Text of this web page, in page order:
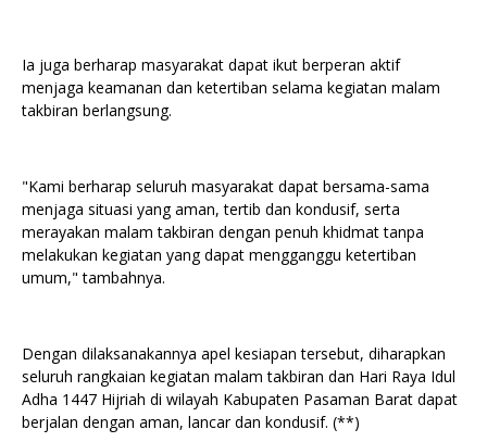
Ia juga berharap masyarakat dapat ikut berperan aktif
menjaga keamanan dan ketertiban selama kegiatan malam
takbiran berlangsung.
"Kami berharap seluruh masyarakat dapat bersama-sama
menjaga situasi yang aman, tertib dan kondusif, serta
merayakan malam takbiran dengan penuh khidmat tanpa
melakukan kegiatan yang dapat mengganggu ketertiban
umum," tambahnya.
Dengan dilaksanakannya apel kesiapan tersebut, diharapkan
seluruh rangkaian kegiatan malam takbiran dan Hari Raya Idul
Adha 1447 Hijriah di wilayah Kabupaten Pasaman Barat dapat
berjalan dengan aman, lancar dan kondusif. (**)